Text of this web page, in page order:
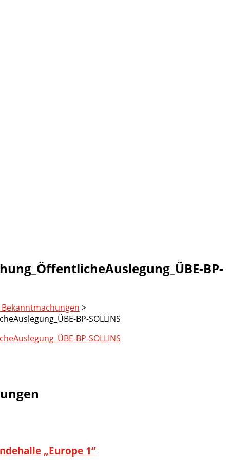
BP-
>
BP-SOLLINS
BP-SOLLINS
„Europe 1“